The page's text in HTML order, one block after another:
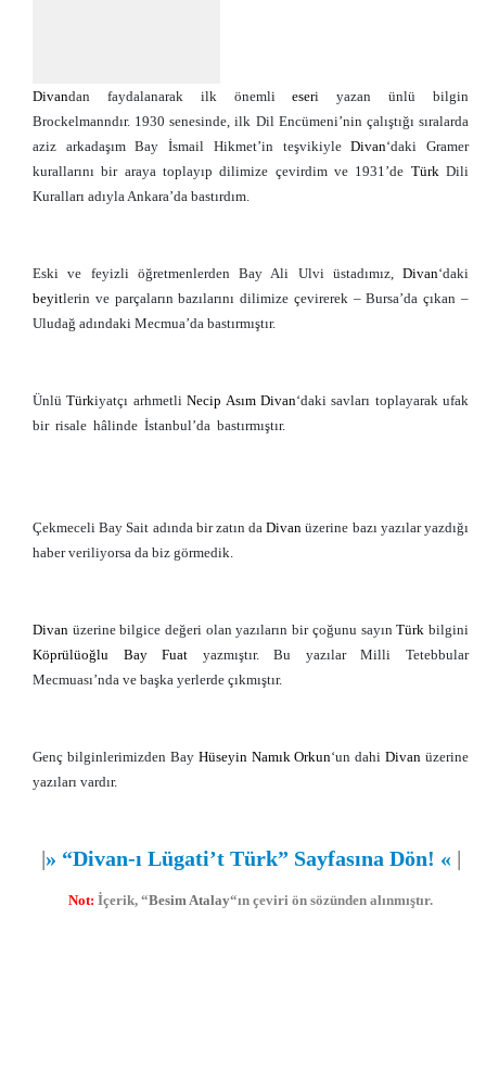
Divandan faydalanarak ilk önemlieseri yazan ünlü bilgin
Brockelmanndır. 1930 senesinde, ilk Dil Encümeni’nin çalıştığı sıralarda
aziz arkadaşım Bay İsmail Hikmet’in teşvikiyleDivan‘daki Gramer
kurallarını bir araya toplayıp dilimize çevirdim ve 1931’de TürkDili
Kuralları adıyla Ankara’da bastırdım.
Eski ve feyizli öğretmenlerden Bay Ali Ulvi üstadımız, Divan‘daki
beyitlerin ve parçaların bazılarını dilimize çevirerek – Bursa’da çıkan –
Uludağ adındaki Mecmua’da bastırmıştır.
ÜnlüTürkiyatçı arhmetliNecip Asım Divan‘daki savları toplayarak ufak
bir risale hâlinde İstanbul’da bastırmıştır.
Çekmeceli Bay Sait adında bir zatın daDivan üzerine bazı yazılar yazdığı
haber veriliyorsa da biz görmedik.
Divan üzerine bilgice değeri olan yazıların bir çoğunu sayınTürk bilgini
Köprülüoğlu Bay Fuat yazmıştır. Bu yazılar Milli Tetebbular
Mecmuası’nda ve başka yerlerde çıkmıştır.
Genç bilginlerimizden Bay Hüseyin Namık Orkun‘un dahiDivan üzerine
yazıları vardır.
|» “Divan-ı Lügati’t Türk” Sayfasına Dön! « |
Not: İçerik, “Besim Atalay“ın çeviri ön sözünden alınmıştır.